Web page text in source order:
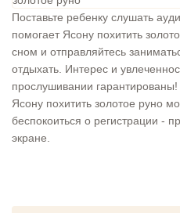
Поставьте ребенку слушать
помогает Ясону похитить
сном и отправляйтесь
отдыхать. Интерес и
прослушивании
Ясону похитить золотое руно
беспокоиться о регистрации -
экране.